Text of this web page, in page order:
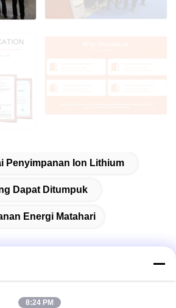
Penyimpanan Ion Lithium
Dapat Ditumpuk
Energi Matahari
8:24 PM